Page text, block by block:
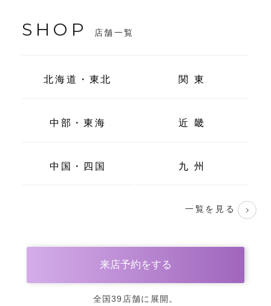
SHOP 店舗一覧
北海道・東北 関 東
中部・東海 近 畿
中国・四国 九 州
一覧を見る
来店予約をする
全国39店舗に展開。